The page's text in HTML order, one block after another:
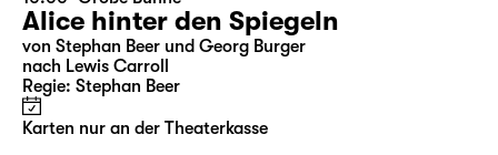
Di 24.11.
10:00 Große Bühne
Alice hinter den Spiegeln
von Stephan Beer und Georg Burger